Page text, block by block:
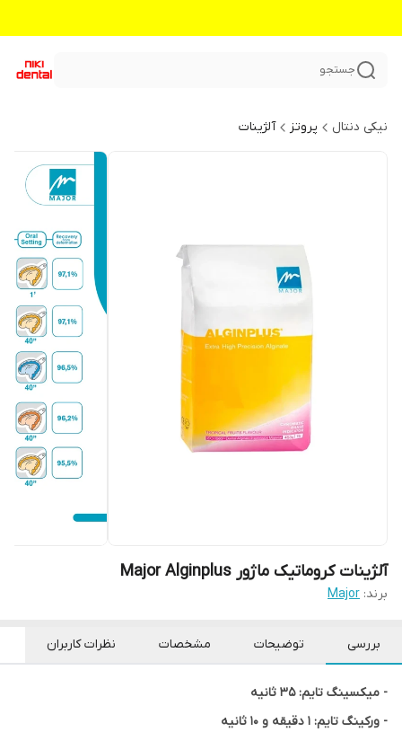
جستجو
نیکی دنتال پروتز آلژینات
آلژینات کروماتیک ماژور Major Alginplus
برند: Major
بررسی توضیحات مشخصات نظرات کاربران
- میکسینگ تایم: 35 ثانیه
- ورکینگ تایم: 1 دقیقه و 10 ثانیه